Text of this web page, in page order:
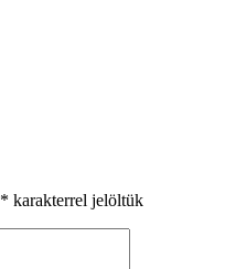
* karakterrel jelöltük